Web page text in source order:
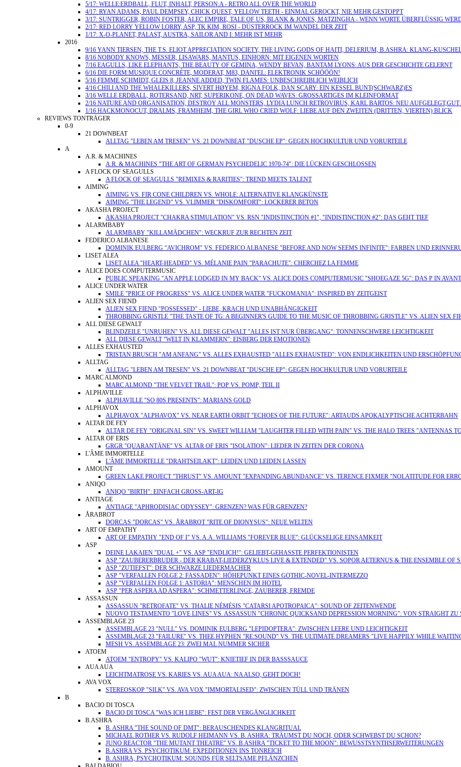
5/17: WELLE:ERDBALL, FLUT, INHALT, PERSON:A - RETRO ALL OVER THE WORLD
4/17: RYAN ADAMS, PAUL DEMPSEY, CHICK QUEST, YELLOW TEETH - EINMAL GEROCKT, NIE MEHR GESTOPPT
3/17: SUNTRIGGER, ROBIN FOSTER, ALEC EMPIRE, TALE OF US, BLANK & JONES, MATZINGHA - WENN WORTE ÜBERFLÜSSIG
2/17: RED LORRY YELLOW LORRY, ASP, TK KIM, ROSI - DÜSTERROCK IM WANDEL DER ZEIT
1/17: X-O-PLANET, PALAST, AUSTRA, SAILOR AND I: MEHR IST MEHR
2016
9/16 YANN TIERSEN, THE T.S. ELIOT APPRECIATION SOCIETY, THE LIVING GODS OF HAITI, DELERIUM, B.ASHRA: KLANG-
8/16 NOBODY KNOWS, MESSER, LISAWARS, MANTUS, EINHORN: MIT EIGENEN WORTEN
7/16 EAGULLS, LIKE ELEPHANTS, THE BEAUTY OF GEMINA, WENDY BEVAN, BANTAM LYONS: AUS DER GESCHICHTE GELERNT
6/16 DIE FORM:MUSIQUE CONCRÈTE, MODERAT, M83, DANI'EL: ELEKTRONIK SCHÖÖÖN!
5/16 FEMME SCHMIDT, GLEIS 8, JEANNE ADDED, TWIN FLAMES: UNBESCHREIBLICH WEIBLICH
4/16 CHILI AND THE WHALEKILLERS, SIVERT HØYEM, RIGNA FOLK, DAN SCARY: EIN KESSEL BUNT(SCHWARZ)ES
3/16 WELLE ERDBALL, ROTERSAND, NRT, SUPERIKONE, ON DEAD WAVES: GROSSARTIGES IM KLEINFORMAT
2/16 NATURE AND ORGANISATION, DESTROY ALL MONSTERS, LYDIA LUNCH RETROVIRUS, KARL BARTOS: NEU AUFGELEGT,GUT
1/16 HACKMONOCUT, DRALMS, FRAMHEIM, THE GIRL WHO CRIED WOLF: LIEBE AUF DEN ZWEITEN (DRITTEN, VIERTEN) BLICK
REVIEWS TONTRÄGER
0-9
21 DOWNBEAT
ALLTAG "LEBEN AM TRESEN" VS. 21 DOWNBEAT "DUSCHE EP": GEGEN HOCHKULTUR UND VORURTEILE
A
A.R. & MACHINES
A.R. & MACHINES "THE ART OF GERMAN PSYCHEDELIC 1970-74": DIE LÜCKEN GESCHLOSSEN
A FLOCK OF SEAGULLS
A FLOCK OF SEAGULLS "REMIXES & RARITIES": TREND MEETS TALENT
AIMING
AIMING VS. FIR CONE CHILDREN VS. WHOLE: ALTERNATIVE KLANGKÜNSTE
AIMING "THE LEGEND" VS. VLIMMER "DISKOMFORT": LOCKERER BETON
AKASHA PROJECT
AKASHA PROJECT "CHAKRA STIMULATION" VS. RSN "INDISTINCTION #1", "INDISTINCTION #2": DAS GEHT TIEF
ALARMBABY
ALARMBABY "KILLAMÄDCHEN": WECKRUF ZUR RECHTEN ZEIT
FEDERICO ALBANESE
DOMINIK EULBERG "AVICHROM" VS. FEDERICO ALBANESE "BEFORE AND NOW SEEMS INFINITE": FARBEN UND
LISET ALEA
LISET ALEA "HEART-HEADED" VS. MÉLANIE PAIN "PARACHUTE": CHERCHEZ LA FEMME
ALICE DOES COMPUTERMUSIC
PUBLIC SPEAKING "AN APPLE LODGED IN MY BACK" VS. ALICE DOES COMPUTERMUSIC "SHOEGAZE 5G": DAS P IN
ALICE UNDER WATER
SMILE "PRICE OF PROGRESS" VS. ALICE UNDER WATER "FUCKOMANIA": INSPIRED BY ZEITGEIST
ALIEN SEX FIEND
ALIEN SEX FIEND "POSSESSED" - LIEBE, KRACH UND UNABHÄNGIGKEIT
THROBBING GRISTLE "THE TASTE OF TG: A BEGINNER'S GUIDE TO THE MUSIC OF THROBBING GRISTLE" VS. ALIEN SEX
ALL DIESE GEWALT
BLINDZEILE "UNRUHEN" VS. ALL DIESE GEWALT "ALLES IST NUR ÜBERGANG": TONNENSCHWERE LEICHTIGKEIT
ALL DIESE GEWALT "WELT IN KLAMMERN": EISBERG DER EMOTIONEN
ALLES EXHAUSTED
TRISTAN BRUSCH "AM ANFANG" VS. ALLES EXHAUSTED "ALLES EXHAUSTED": VON ENDLICHKEITEN UND
ALLTAG
ALLTAG "LEBEN AM TRESEN" VS. 21 DOWNBEAT "DUSCHE EP": GEGEN HOCHKULTUR UND VORURTEILE
MARC ALMOND
MARC ALMOND "THE VELVET TRAIL": POP VS. POMP, TEIL II
ALPHAVILLE
ALPHAVILLE "SO 80S PRESENTS": MARIANS GOLD
ALPHAVOX
ALPHAVOX "ALPHAVOX" VS. NEAR EARTH ORBIT "ECHOES OF THE FUTURE": ARTAUDS APOKALYPTISCHE ACHTERBAHN
ALTAR DE FEY
ALTAR DE FEY "ORIGINAL SIN" VS. SWEET WILLIAM "LAUGHTER FILLED WITH PAIN" VS. THE HALO TREES "ANTENNAS
ALTAR OF ERIS
GRGR "QUARANTÄNE" VS. ALTAR OF ERIS "ISOLATION": LIEDER IN ZEITEN DER CORONA
L'ÂME IMMORTELLE
L'ÂME IMMORTELLE "DRAHTSEILAKT": LEIDEN UND LEIDEN LASSEN
AMOUNT
GREEN LAKE PROJECT "THRUST" VS. AMOUNT "EXPANDING ABUNDANCE" VS. TERENCE FIXMER "NOLATITUDE FOR
ANIQO
ANIQO "BIRTH": EINFACH GROSS-ART-IG
ANTIAGE
ANTIAGE "APHRODISIAC ODYSSEY": GRENZEN? WAS FÜR GRENZEN?
ÅRABROT
DORCAS "DORCAS" VS. ÅRABROT "RITE OF DIONYSUS": NEUE WELTEN
ART OF EMPATHY
ART OF EMPATHY "END OF I" VS. A.A. WILLIAMS "FOREVER BLUE": GLÜCKSELIGE EINSAMKEIT
ASP
DEINE LAKAIEN "DUAL +" VS. ASP "ENDLICH!": GELIEBT-GEHASSTE PERFEKTIONISTEN
ASP "ZAUBERERBRUDER - DER KRABAT-LIEDERZYKLUS LIVE & EXTENDED" VS. SOPOR AETERNUS & THE ENSEMBLE
ASP "ZUTIEFST": DER SCHWARZE LIEDERMACHER
ASP "VERFALLEN FOLGE 2: FASSADEN": HÖHEPUNKT EINES GOTHIC-NOVEL-INTERMEZZO
ASP "VERFALLEN FOLGE 1: ASTORIA": MENSCHEN IM HOTEL
ASP "PER ASPERA AD ASPERA": SCHMETTERLINGE, ZAUBERER, FREMDE
ASSASSUN
ASSASSUN "RETROFATE" VS. THALIE NÉMÉSIS "CATARSI APOTROPAICA": SOUND OF ZEITENWENDE
NUOVO TESTAMENTO "LOVE LINES" VS. ASSASSUN "CHRONIC QUICKSAND DEPRESSION MORNING": VON STRAIGHT ZU
ASSEMBLAGE 23
ASSEMBLAGE 23 "NULL" VS. DOMINIK EULBERG "LEPIDOPTERA": ZWISCHEN LEERE UND LEICHTIGKEIT
ASSEMBLAGE 23 "FAILURE" VS. THEE HYPHEN "RE:SOUND" VS. THE ULTIMATE DREAMERS "LIVE HAPPILY WHILE
MESH VS. ASSEMBLAGE 23: ZWEI MAL NUMMER SICHER
ATOEM
ATOEM "ENTROPY" VS. KALIPO "WUT": KNIETIEF IN DER BASSSAUCE
AUA AUA
LEICHTMATROSE VS. KARIES VS. AUA AUA: NA ALSO, GEHT DOCH!
AVA VOX
STEREOSKOP "SILK" VS. AVA VOX "IMMORTALISED": ZWISCHEN TÜLL UND TRÄNEN
B
BACIO DI TOSCA
BACIO DI TOSCA "WAS ICH LIEBE": FEST DER VERGÄNGLICHKEIT
B.ASHRA
B. ASHRA "THE SOUND OF DMT": BERAUSCHENDES KLANGRITUAL
MICHAEL ROTHER VS. RUDOLF HEIMANN VS. B. ASHRA: TRÄUMST DU NOCH, ODER SCHWEBST DU SCHON?
JUNO REACTOR "THE MUTANT THEATRE" VS. B.ASHRA "TICKET TO THE MOON": BEWUSSTSYNTHSERWEITERUNGEN
B.ASHRA VS. PSYCHOTIKUM: EXPEDITIONEN INS TONREICH
B. ASHRA, PSYCHOTIKUM: SOUNDS FÜR SELTSAME PFLÄNZCHEN